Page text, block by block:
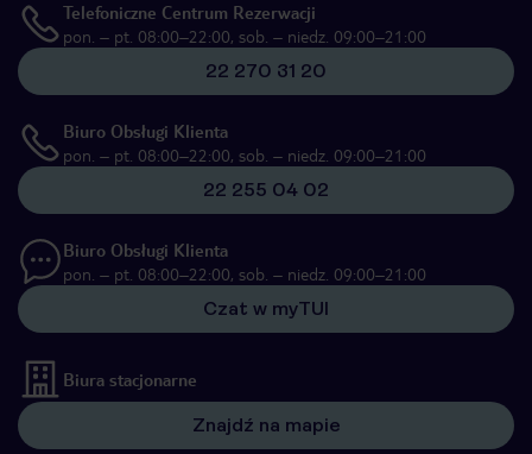
Telefoniczne Centrum Rezerwacji
pon. – pt. 08:00–22:00, sob. – niedz. 09:00–21:00
22 270 31 20
Biuro Obsługi Klienta
pon. – pt. 08:00–22:00, sob. – niedz. 09:00–21:00
22 255 04 02
Biuro Obsługi Klienta
pon. – pt. 08:00–22:00, sob. – niedz. 09:00–21:00
Czat w myTUI
Biura stacjonarne
Znajdź na mapie